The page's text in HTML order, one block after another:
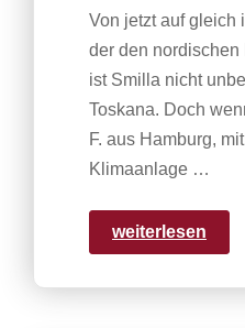
Von jetzt auf gleich
der den
ist Smilla nicht
Toskana. Doch
F. aus Hamburg,
Klimaanlage …
weiterlesen